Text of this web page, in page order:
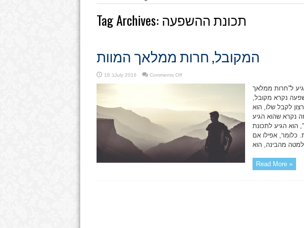
Tag Archives: תכונת ההשפעה
המקובל, חרות ממלאך המוות
18 בJuly 2016 Comments Offon
ל”חרות ממלאך
נקרא מקובל,
לקבל שלו, הוא
נקרא שהוא הגיע
הוא הגיע לתכונת
כלומר, אפילו אם
Read More »